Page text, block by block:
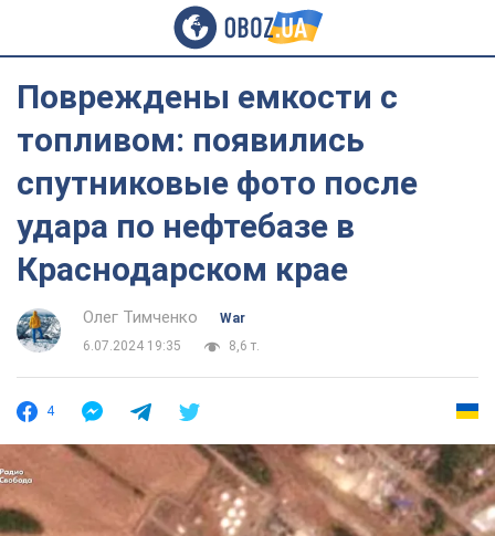
Повреждены емкости с
топливом: появились
спутниковые фото после
удара по нефтебазе в
Краснодарском крае
Олег Тимченко
War
6.07.2024 19:35
8,6 т.
4